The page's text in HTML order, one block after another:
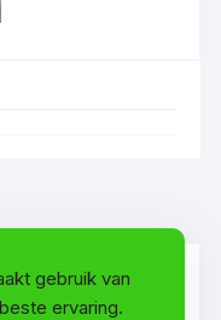
gebruik van
ervaring.